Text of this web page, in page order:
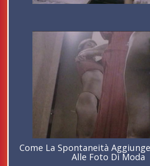
Come La Spontaneità
Alle Foto Di Moda